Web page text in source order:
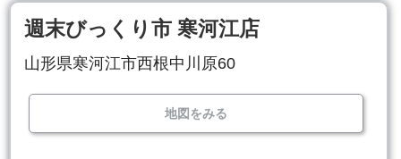
週末びっくり市 寒河江店
山形県寒河江市西根中川原60
地図をみる